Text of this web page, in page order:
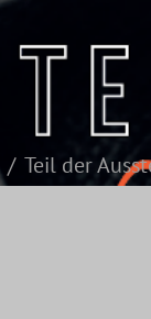
Teil der